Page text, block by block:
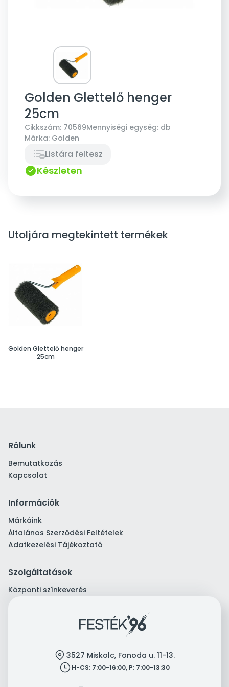
Golden Glettelő henger
25cm
Cikkszám: 70569Mennyiségi egység: db
Márka: Golden
Listára feltesz
Készleten
Utoljára megtekintett termékek
Golden Glettelő henger
25cm
Rólunk
Bemutatkozás
Kapcsolat
Információk
Márkáink
Általános Szerződési Feltételek
Adatkezelési Tájékoztató
Szolgáltatások
Központi színkeverés
location 3527 Miskolc, Fonoda u. 11-13.
clock H-CS: 7:00-16:00, P: 7:00-13:30